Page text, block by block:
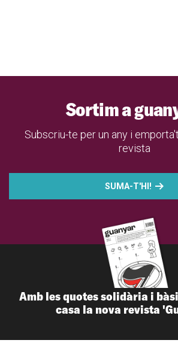
Sortim a
Subscriu-te per un any i
revista
SUMA-T'HI!
Amb les quotes solidària i
casa la nova revista